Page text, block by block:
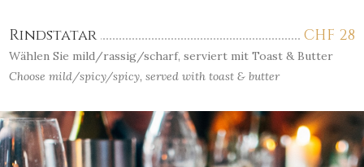
CHF 28
Rindstatar
Wählen Sie mild/rassig/scharf, serviert mit Toast & Butter
Choose mild/spicy/spicy, served with toast & butter